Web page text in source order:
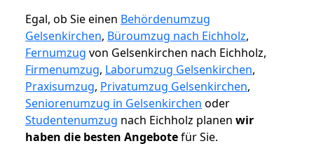
Egal, ob Sie einen Behördenumzug
Gelsenkirchen, Büroumzug nach Eichholz,
Fernumzug von Gelsenkirchen nach Eichholz,
Firmenumzug, Laborumzug Gelsenkirchen,
Praxisumzug, Privatumzug Gelsenkirchen,
Seniorenumzug in Gelsenkirchen oder
Studentenumzug nach Eichholz planen wir
haben die besten Angebotefür Sie.